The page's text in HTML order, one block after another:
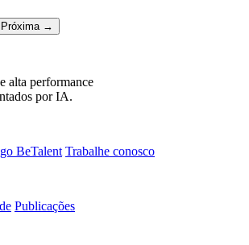
Próxima →
alta performance
por IA.
BeTalent Trabalhe conosco
Publicações